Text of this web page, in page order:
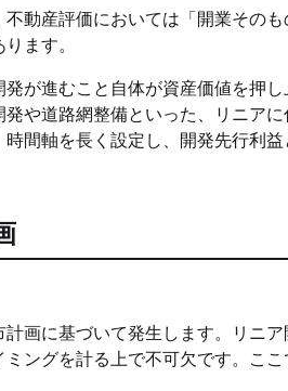
動産評価においては「開業そのも
ます。
が進むこと自体が資産価値を押し
や道路網整備といった、リニアに
間軸を長く設定し、開発先行利益
画に基づいて発生します。リニア
ングを計る上で不可欠です。こ